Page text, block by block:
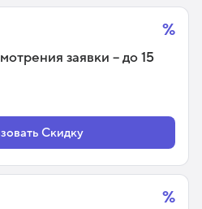
%
заявки – до 15
Скидку
%